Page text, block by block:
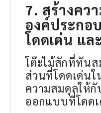
7. สร้างคว
องค์ประกอ
โดดเด่น แล
โต๊ะไม้สักที่ทัน
ส่วนที่โดดเด่น
ความสมดุลให้
ออกแบบที่โดด